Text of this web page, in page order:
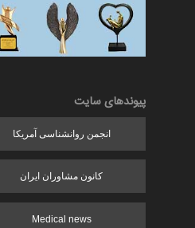
پیوندهای سایت
انجمن روانشناسی آمریکا
کانون مشاوران ایران
Medical news